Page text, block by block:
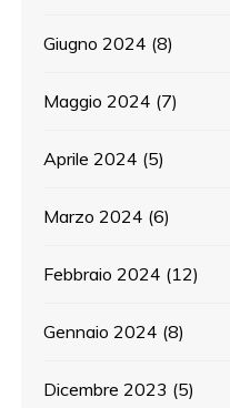
Giugno 2024 (8)
Maggio 2024 (7)
Aprile 2024 (5)
Marzo 2024 (6)
Febbraio 2024 (12)
Gennaio 2024 (8)
Dicembre 2023 (5)